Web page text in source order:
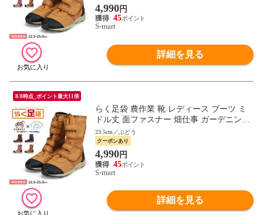
4,990円
45
S-mart
詳細を見る
8/8時点_ポイント最大11倍
らく足袋 農作業 靴 レディース ブーツ ミ
ドル丈 面ファスナー 畑仕事 ガーデニング
アグリーシューズ 地下 らく足袋プラス 紫
先丸 FU3014
23.5cm／ぶどう
クーポンあり
4,990円
45
S-mart
詳細を見る